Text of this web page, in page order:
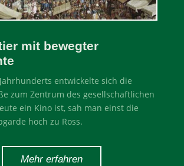
mit bewegter
entwickelte sich die
zum Zentrum des gesellschaftlichen
ein Kino ist, sah man einst die
hoch zu Ross.
Mehr erfahren